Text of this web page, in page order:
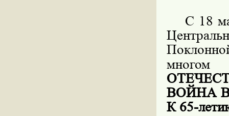
С 18
многом
ВОЙНА
К 65-